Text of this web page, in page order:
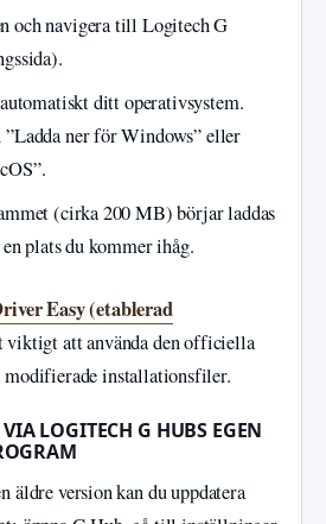
och navigera till Logitech G
ditt operativsystem.
ner för Windows” eller
(cirka 200 MB) börjar laddas
plats du kommer ihåg.
Easy (etablerad
viktigt att använda den officiella
installationsfiler.
LOGITECH G HUBS EGEN
äldre version kan du uppdatera